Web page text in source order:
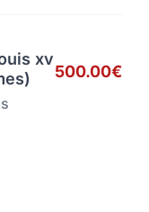
xv
500.00€